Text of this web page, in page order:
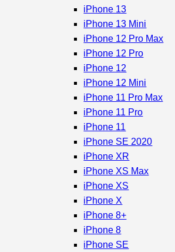
iPhone 13
iPhone 13 Mini
iPhone 12 Pro Max
iPhone 12 Pro
iPhone 12
iPhone 12 Mini
iPhone 11 Pro Max
iPhone 11 Pro
iPhone 11
iPhone SE 2020
iPhone XR
iPhone XS Max
iPhone XS
iPhone X
iPhone 8+
iPhone 8
iPhone SE